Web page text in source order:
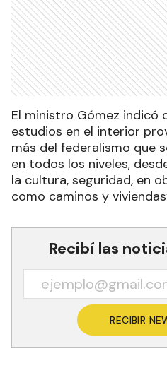
El ministro Gómez indicó
estudios en el interior
más del federalismo que
en todos los niveles,
la cultura, seguridad, en
como caminos y
Recibí las
RECIBIR